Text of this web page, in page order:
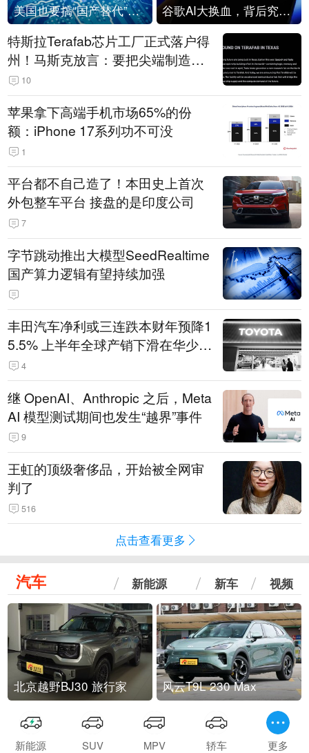
美国也要搞“国产替代”？先算清三笔账 谷歌AI大换血，背后究竟发生了什么？
特斯拉Terafab芯片工厂正式落户得
州！马斯克放言：要把尖端制造带
回美国
10
苹果拿下高端手机市场65%的份
额：iPhone 17系列功不可没
1
平台都不自己造了！本田史上首次
外包整车平台 接盘的是印度公司
7
字节跳动推出大模型SeedRealtime
国产算力逻辑有望持续加强
丰田汽车净利或三连跌本财年预降1
5.5% 上半年全球产销下滑在华少卖
14.3万辆
4
继 OpenAI、Anthropic 之后，Meta
AI 模型测试期间也发生“越界”事件
9
王虹的顶级奢侈品，开始被全网审
判了
516
点击查看更多
汽车 新能源 新车 视频
北京越野BJ30 旅行家 风云T9L 230 Max
新能源 SUV MPV 轿车 更多